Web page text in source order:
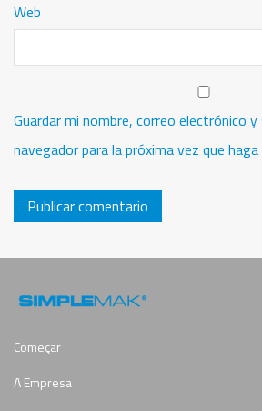
Web
Guardar mi nombre, correo electrónico
navegador para la próxima vez que
Começar
A Empresa